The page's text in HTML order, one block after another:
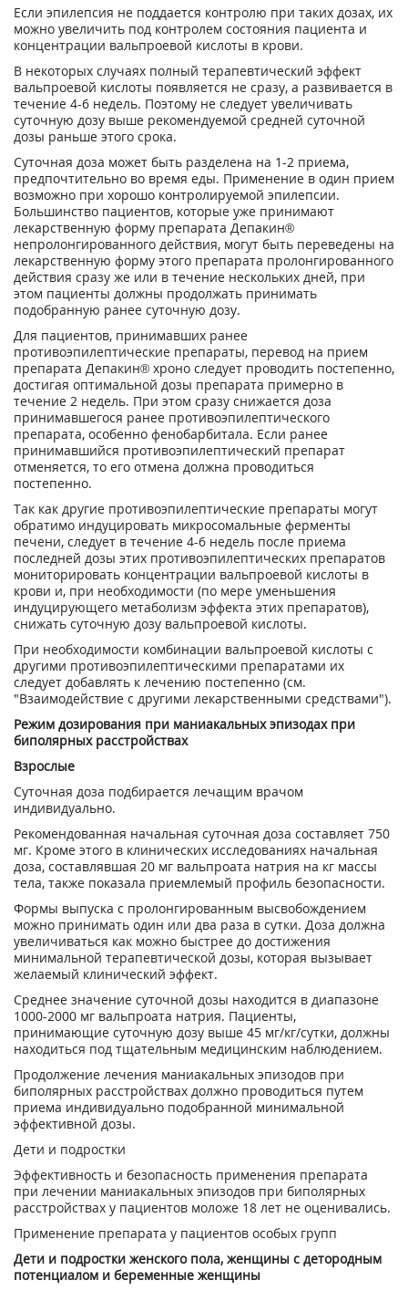
Если эпилепсия не поддается контролю при таких дозах, их
можно увеличить под контролем состояния пациента и
концентрации вальпроевой кислоты в крови.
В некоторых случаях полный терапевтический эффект
вальпроевой кислоты появляется не сразу, а развивается в
течение 4-6 недель. Поэтому не следует увеличивать
суточную дозу выше рекомендуемой средней суточной
дозы раньше этого срока.
Суточная доза может быть разделена на 1-2 приема,
предпочтительно во время еды. Применение в один прием
возможно при хорошо контролируемой эпилепсии.
Большинство пациентов, которые уже принимают
лекарственную форму препарата Депакин®
непролонгированного действия, могут быть переведены на
лекарственную форму этого препарата пролонгированного
действия сразу же или в течение нескольких дней, при
этом пациенты должны продолжать принимать
подобранную ранее суточную дозу.
Для пациентов, принимавших ранее
противоэпилептические препараты, перевод на прием
препарата Депакин® хроно следует проводить постепенно,
достигая оптимальной дозы препарата примерно в
течение 2 недель. При этом сразу снижается доза
принимавшегося ранее противоэпилептического
препарата, особенно фенобарбитала. Если ранее
принимавшийся противоэпилептический препарат
отменяется, то его отмена должна проводиться
постепенно.
Так как другие противоэпилептические препараты могут
обратимо индуцировать микросомальные ферменты
печени, следует в течение 4-6 недель после приема
последней дозы этих противоэпилептических препаратов
мониторировать концентрации вальпроевой кислоты в
крови и, при необходимости (по мере уменьшения
индуцирующего метаболизм эффекта этих препаратов),
снижать суточную дозу вальпроевой кислоты.
При необходимости комбинации вальпроевой кислоты с
другими противоэпилептическими препаратами их
следует добавлять к лечению постепенно (см.
"Взаимодействие с другими лекарственными средствами").
Режим дозирования при маниакальных эпизодах при
биполярных расстройствах
Взрослые
Суточная доза подбирается лечащим врачом
индивидуально.
Рекомендованная начальная суточная доза составляет 750
мг. Кроме этого в клинических исследованиях начальная
доза, составлявшая 20 мг вальпроата натрия на кг массы
тела, также показала приемлемый профиль безопасности.
Формы выпуска с пролонгированным высвобождением
можно принимать один или два раза в сутки. Доза должна
увеличиваться как можно быстрее до достижения
минимальной терапевтической дозы, которая вызывает
желаемый клинический эффект.
Среднее значение суточной дозы находится в диапазоне
1000-2000 мг вальпроата натрия. Пациенты,
принимающие суточную дозу выше 45 мг/кг/сутки, должны
находиться под тщательным медицинским наблюдением.
Продолжение лечения маниакальных эпизодов при
биполярных расстройствах должно проводиться путем
приема индивидуально подобранной минимальной
эффективной дозы.
Дети и подростки
Эффективность и безопасность применения препарата
при лечении маниакальных эпизодов при биполярных
расстройствах у пациентов моложе 18 лет не оценивались.
Применение препарата у пациентов особых групп
Дети и подростки женского пола, женщины с детородным
потенциалом и беременные женщины